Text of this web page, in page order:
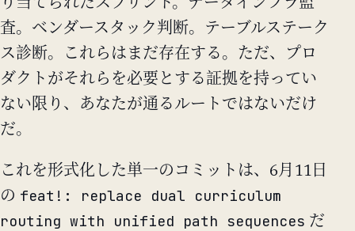
り当てられたスプリント。データインフラ監
査。ベンダースタック判断。テーブルステーク
ス診断。これらはまだ存在する。ただ、プロ
ダクトがそれらを必要とする証拠を持ってい
ない限り、あなたが通るルートではないだけ
だ。
これを形式化した単一のコミットは、6月11日
の feat!: replace dual curriculum
routing with unified path sequences だ